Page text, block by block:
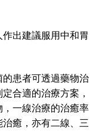
出建議服用中和胃
患者可透過藥物治
合適的治療方案，
一線治療的治癒率
癒，亦有二線、三